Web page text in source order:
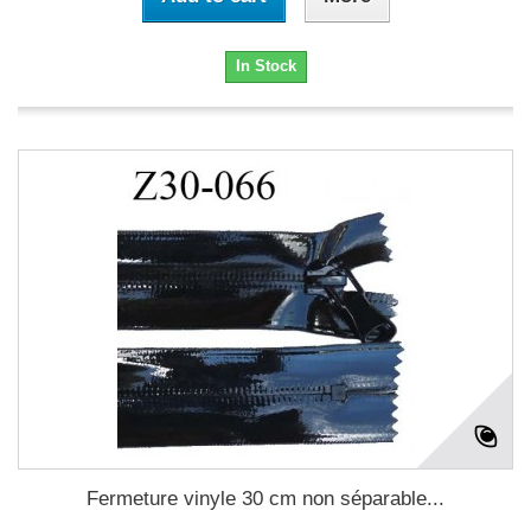
In Stock
Fermeture vinyle 30 cm non séparable...